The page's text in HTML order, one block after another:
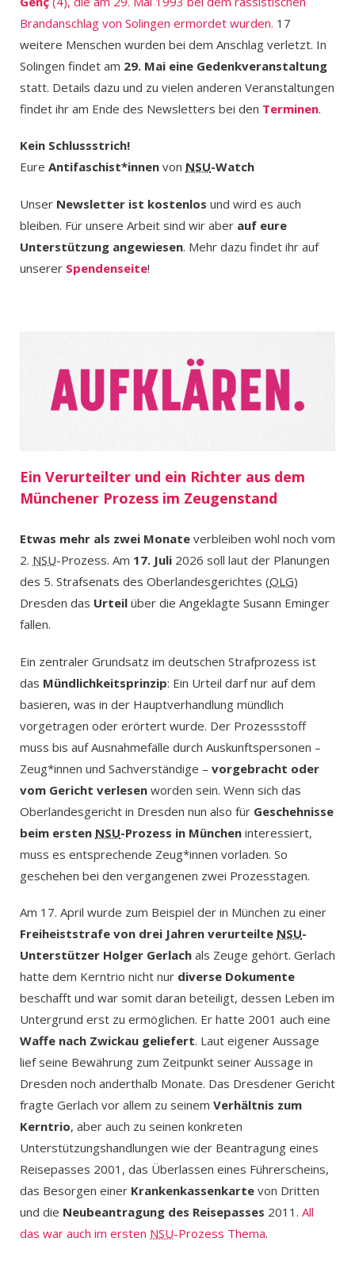
Brandanschlag von Solingen ermordet wurden. 17
weitere Menschen wurden bei dem Anschlag verletzt. In
Solingen findet am 29. Mai eine Gedenkveranstaltung
statt. Details dazu und zu vielen anderen Veranstaltungen
findet ihr am Ende des Newsletters bei den Terminen.
Kein Schlussstrich!
Eure Antifaschist*innen von NSU-Watch
Unser Newsletter ist kostenlos und wird es auch
bleiben. Für unsere Arbeit sind wir aber auf eure
Unterstützung angewiesen. Mehr dazu findet ihr auf
unserer Spendenseite!
Ein Verurteilter und ein Richter aus dem
Münchener Prozess im Zeugenstand
Etwas mehr als zwei Monate verbleiben wohl noch vom
2. NSU-Prozess. Am 17. Juli 2026 soll laut der Planungen
des 5. Strafsenats des Oberlandesgerichtes (OLG)
Dresden das Urteil über die Angeklagte Susann Eminger
fallen.
Ein zentraler Grundsatz im deutschen Strafprozess ist
das Mündlichkeitsprinzip: Ein Urteil darf nur auf dem
basieren, was in der Hauptverhandlung mündlich
vorgetragen oder erörtert wurde. Der Prozessstoff
muss bis auf Ausnahmefälle durch Auskunftspersonen –
Zeug*innen und Sachverständige – vorgebracht oder
vom Gericht verlesen worden sein. Wenn sich das
Oberlandesgericht in Dresden nun also für Geschehnisse
beim ersten NSU-Prozess in München interessiert,
muss es entsprechende Zeug*innen vorladen. So
geschehen bei den vergangenen zwei Prozesstagen.
Am 17. April wurde zum Beispiel der in München zu einer
Freiheiststrafe von drei Jahren verurteilte NSU-
Unterstützer Holger Gerlach als Zeuge gehört. Gerlach
hatte dem Kerntrio nicht nur diverse Dokumente
beschafft und war somit daran beteiligt, dessen Leben im
Untergrund erst zu ermöglichen. Er hatte 2001 auch eine
Waffe nach Zwickau geliefert. Laut eigener Aussage
lief seine Bewährung zum Zeitpunkt seiner Aussage in
Dresden noch anderthalb Monate. Das Dresdener Gericht
fragte Gerlach vor allem zu seinem Verhältnis zum
Kerntrio, aber auch zu seinen konkreten
Unterstützungshandlungen wie der Beantragung eines
Reisepasses 2001, das Überlassen eines Führerscheins,
das Besorgen einer Krankenkassenkarte von Dritten
und die Neubeantragung des Reisepasses 2011. All
das war auch im ersten NSU-Prozess Thema.